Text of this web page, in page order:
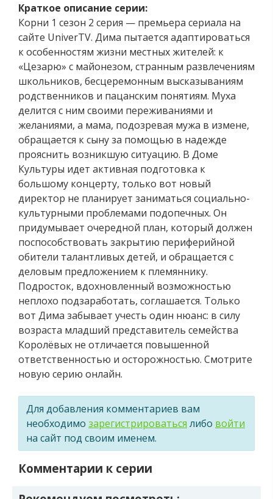
Краткое описание серии:
Корни 1 сезон 2 серия — премьера сериала на
сайте UniverTV. Дима пытается адаптироваться
к особенностям жизни местных жителей: к
«Цезарю» с майонезом, странным развлечениям
школьников, бесцеремонным высказываниям
родственников и пацанским понятиям. Муха
делится с ним своими переживаниями и
желаниями, а мама, подозревая мужа в измене,
обращается к сыну за помощью в надежде
прояснить возникшую ситуацию. В Доме
Культуры идет активная подготовка к
большому концерту, только вот новый
директор не планирует заниматься социально-
культурными проблемами подопечных. Он
придумывает очередной план, который должен
поспособствовать закрытию периферийной
обители талантливых детей, и обращается с
деловым предложением к племяннику.
Подросток, вдохновленный возможностью
неплохо подзаработать, соглашается. Только
вот Дима забывает учесть один нюанс: в силу
возраста младший представитель семейства
Королёвых не отличается повышенной
ответственностью и осторожностью. Смотрите
новую серию онлайн.
Для добавления комментариев вам
необходимо зарегистрироваться либо войти
на сайт под своим именем.
Комментарии к серии